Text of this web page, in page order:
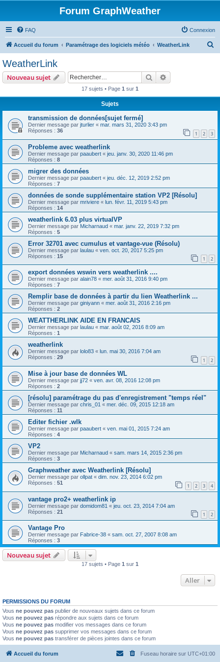
Forum GraphWeather
FAQ Connexion
Accueil du forum Paramétrage des logiciels météo WeatherLink
e
WeatherLink
Nouveau sujet Rechercher
17 sujets • Page 1 sur 1
Sujets
transmission de données[sujet fermé]
Dernier message par jturlier « mar. mars 31, 2020 3:43 pm
Réponses : 36 1 2 3
Probleme avec weatherlink
Dernier message par paaubert « jeu. janv. 30, 2020 11:46 pm
Réponses : 8
migrer des données
Dernier message par paaubert « jeu. déc. 12, 2019 2:52 pm
Réponses : 7
données de sonde supplémentaire station VP2 [Résolu]
Dernier message par mriviere « lun. févr. 11, 2019 5:43 pm
Réponses : 14
weatherlink 6.03 plus virtualVP
Dernier message par Micharnaud « mar. janv. 22, 2019 7:32 pm
Réponses : 5
Error 32701 avec cumulus et vantage-vue (Résolu)
Dernier message par laulau « ven. oct. 20, 2017 5:25 pm
Réponses : 15 1 2
export données wswin vers weatherlink ....
Dernier message par alain78 « mer. août 31, 2016 9:40 pm
Réponses : 7
Remplir base de données à partir du lien Weatherlink ...
Dernier message par giniyann « mer. août 31, 2016 2:16 pm
Réponses : 2
WEATTHERLINK AIDE EN FRANCAIS
Dernier message par laulau « mar. août 02, 2016 8:09 am
Réponses : 1
weatherlink
Dernier message par lolo83 « lun. mai 30, 2016 7:04 am
Réponses : 29 1 2
Mise à jour base de données WL
Dernier message par jj72 « ven. avr. 08, 2016 12:08 pm
Réponses : 2
[résolu] paramétrage du pas d'enregistrement "temps réel"
Dernier message par chris_01 « mer. déc. 09, 2015 12:18 am
Réponses : 11
Editer fichier .wlk
Dernier message par paaubert « ven. mai 01, 2015 7:24 am
Réponses : 4
VP2
Dernier message par Micharnaud « sam. mars 14, 2015 2:36 pm
Réponses : 3
Graphweather avec Weatherlink [Résolu]
Dernier message par ollpat « dim. nov. 23, 2014 6:02 pm
Réponses : 51 1 2 3 4
vantage pro2+ weatherlink ip
Dernier message par domidom81 « jeu. oct. 23, 2014 7:04 am
Réponses : 21 1 2
Vantage Pro
Dernier message par Fabrice-38 « sam. oct. 27, 2007 8:08 am
Réponses : 3
Nouveau sujet
17 sujets • Page 1 sur 1
Aller
PERMISSIONS DU FORUM
Vous ne pouvez pas publier de nouveaux sujets dans ce forum
Vous ne pouvez pas répondre aux sujets dans ce forum
Vous ne pouvez pas modifier vos messages dans ce forum
Vous ne pouvez pas supprimer vos messages dans ce forum
Vous ne pouvez pas transférer de pièces jointes dans ce forum
Accueil du forum Fuseau horaire sur UTC+01:00